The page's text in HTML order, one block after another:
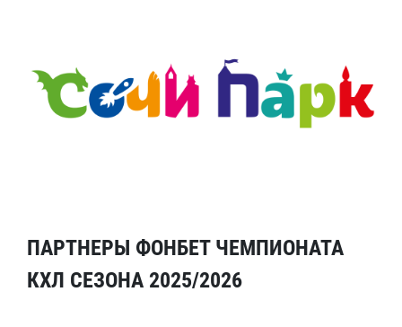
ПАРТНЕРЫ ФОНБЕТ ЧЕМПИОНАТА
КХЛ СЕЗОНА 2025/2026